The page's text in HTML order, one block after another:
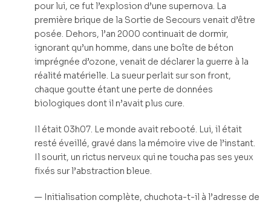
pour lui, ce fut l’explosion d’une supernova. La
première brique de la Sortie de Secours venait d’être
posée. Dehors, l’an 2000 continuait de dormir,
ignorant qu’un homme, dans une boîte de béton
imprégnée d’ozone, venait de déclarer la guerre à la
réalité matérielle. La sueur perlait sur son front,
chaque goutte étant une perte de données
biologiques dont il n’avait plus cure.
Il était 03h07. Le monde avait rebooté. Lui, il était
resté éveillé, gravé dans la mémoire vive de l’instant.
Il sourit, un rictus nerveux qui ne toucha pas ses yeux
fixés sur l’abstraction bleue.
— Initialisation complète, chuchota-t-il à l’adresse de